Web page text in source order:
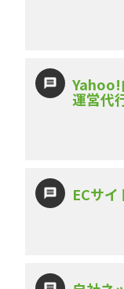
Yahoo!
運営代
ECサ